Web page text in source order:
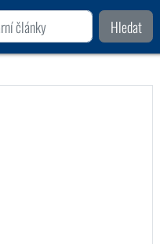
Hledat